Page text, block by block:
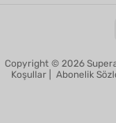
Copyright © 2026
Koşullar
Abonelik